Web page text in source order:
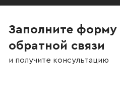
Заполните форму
обратной связи
и получите консультацию